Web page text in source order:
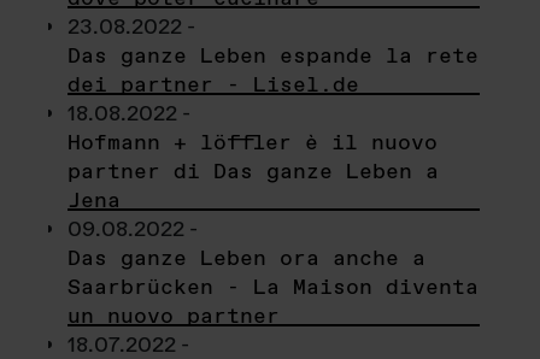
23.08.2022 -
Das ganze Leben espande la rete
dei partner - Lisel.de
18.08.2022 -
Hofmann + löffler è il nuovo
partner di Das ganze Leben a
Jena
09.08.2022 -
Das ganze Leben ora anche a
Saarbrücken - La Maison diventa
un nuovo partner
18.07.2022 -